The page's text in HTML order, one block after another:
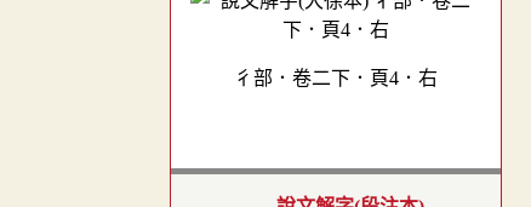
彳部．卷二下．頁4．右